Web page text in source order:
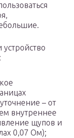
– от
внутреннее
щупов и
0,07 Ом);